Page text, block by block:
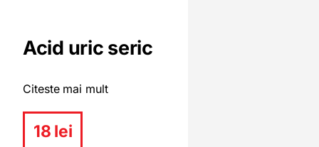
Acid uric seric
Citeste mai mult
18 lei